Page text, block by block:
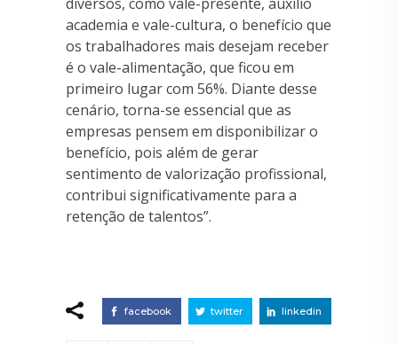
academia e vale-cultura, o benefício que
os trabalhadores mais desejam receber
é o vale-alimentação, que ficou em
primeiro lugar com 56%. Diante desse
cenário, torna-se essencial que as
empresas pensem em disponibilizar o
benefício, pois além de gerar
sentimento de valorização profissional,
contribui significativamente para a
retenção de talentos”.
facebook twitter linkedin